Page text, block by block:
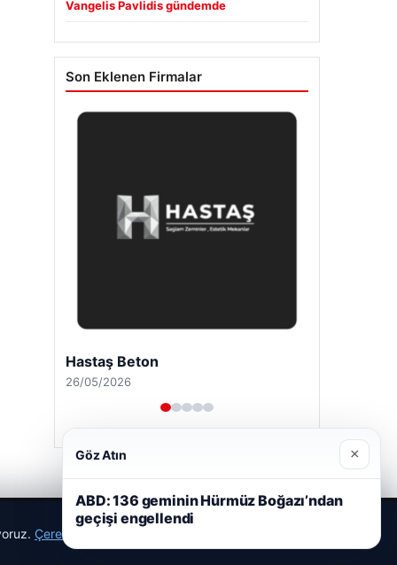
Vangelis Pavlidis gündemde
Son Eklenen Firmalar
Hastaş Beton
26/05/2026
Çerez Politikamız
Göz Atın ×
ABD: 136 geminin Hürmüz Boğazı’ndan
geçişi engellendi